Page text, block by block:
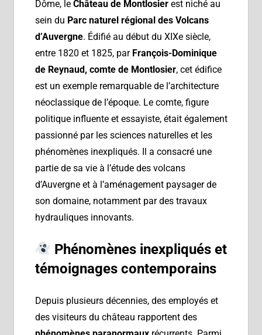
Dôme, le Château de Montlosierest niché au
sein du Parc naturel régional des Volcans
d’Auvergne. Édifié au début du XIXe siècle,
entre 1820 et 1825, par François-Dominique
de Reynaud, comte de Montlosier, cet édifice
est un exemple remarquable de l’architecture
néoclassique de l’époque. Le comte, figure
politique influente et essayiste, était également
passionné par les sciences naturelles et les
phénomènes inexpliqués. Il a consacré une
partie de sa vie à l’étude des volcans
d’Auvergne et à l’aménagement paysager de
son domaine, notamment par des travaux
hydrauliques innovants.
Phénomènes inexpliqués et
témoignages contemporains
Depuis plusieurs décennies, des employés et
des visiteurs du château rapportent des